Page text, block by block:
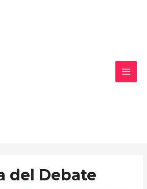
del Debate